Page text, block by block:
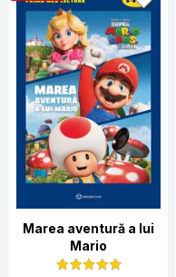
Marea aventură a lui
Mario